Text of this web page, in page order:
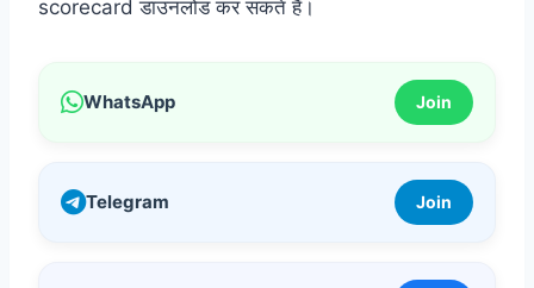
scorecard डाउनलोड कर सकते हैं।
WhatsApp Join
Telegram Join